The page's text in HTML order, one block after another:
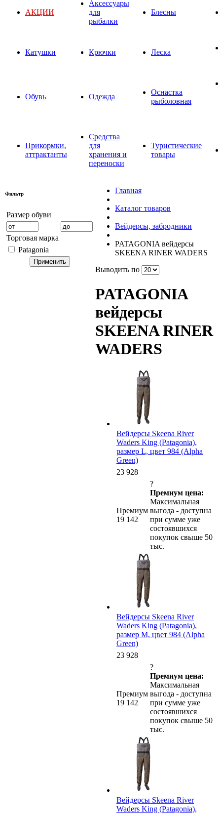
АКЦИИ
Аксессуары
для
рыбалки
Блесны
Катушки Крючки Леска
Обувь Одежда
Оснастка
рыболовная
Прикормки,
аттрактанты
Средства
для
хранения и
переноски
Туристические
товары
Фильтр
Размер обуви
Торговая марка
Patagonia
Главная
Каталог товаров
Вейдерсы, забродники
PATAGONIA вейдерсы
SKEENA RINER WADERS
Выводить по
PATAGONIA
вейдерсы
SKEENA RINER
WADERS
Вейдерсы Skeena River
Waders King (Patagonia),
размер L, цвет 984 (Alpha
Green)
23 928
Премиум
19 142
?
Премиум цена:
Максимальная
выгода - доступна
при сумме уже
состоявшихся
покупок свыше 50
тыс.
Вейдерсы Skeena River
Waders King (Patagonia),
размер M, цвет 984 (Alpha
Green)
23 928
Премиум
19 142
?
Премиум цена:
Максимальная
выгода - доступна
при сумме уже
состоявшихся
покупок свыше 50
тыс.
Вейдерсы Skeena River
Waders King (Patagonia),